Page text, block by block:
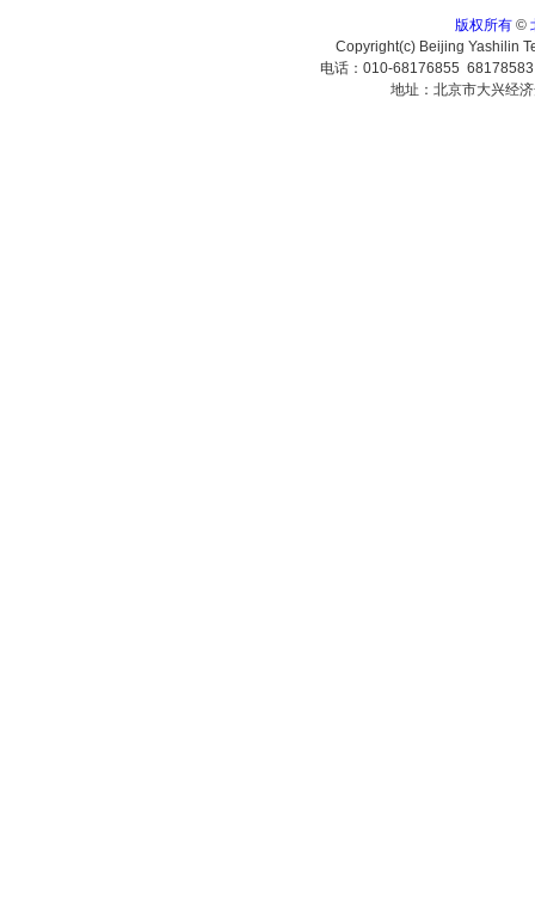
版权所有©
Copyright(c) Beijing Yashilin
电话：010-68176855
地址：北京市大兴经